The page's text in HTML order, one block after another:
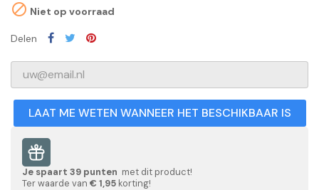
 Niet op voorraad
Delen
LAAT ME WETEN WANNEER HET BESCHIKBAAR IS
Je spaart 39 punten met dit product!
Ter waarde van € 1,95 korting!